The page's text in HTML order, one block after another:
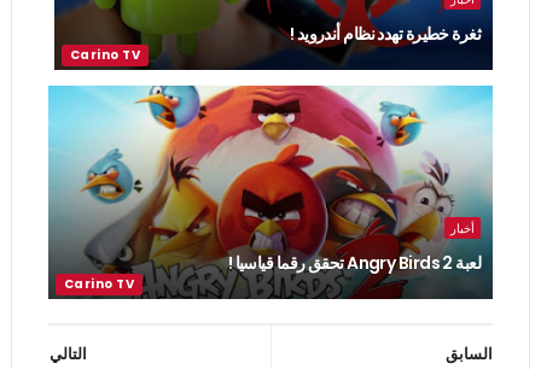
ثغرة خطيرة تهدد نظام أندرويد !
أخبار
لعبة Angry Birds 2 تحقق رقما قياسيا !
التالي
السابق